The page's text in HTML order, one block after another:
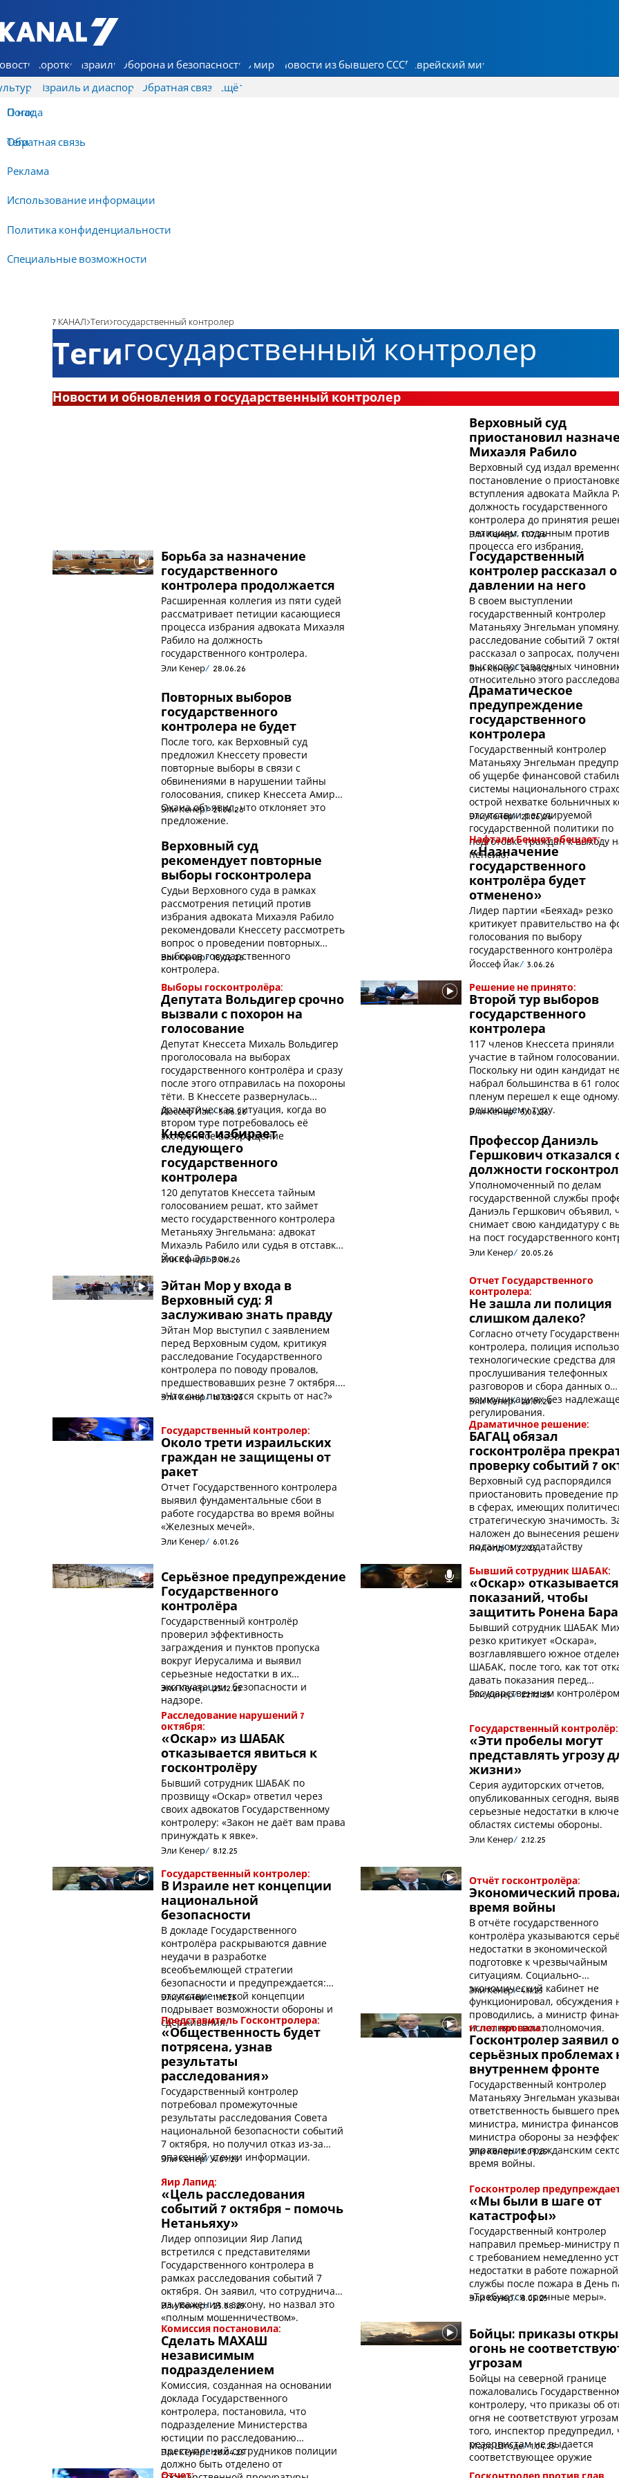
7 КАНАЛ - Аруц Шева
Коротко Израиль Оборона и безопасность В мире Новости из бывшего СССР Еврейский мир
Израиль и диаспора Обратная связь
О нас
Обратная связь
Реклама
Использование информации
Политика конфиденциальности
Специальные возможности
Ещё
Погода
Теги
7 КАНАЛ Теги государственный контролер
Тегигосударственный контролер
Новости и обновления о государственный контролер
Верховный суд
приостановил
Михаэля Рабило
Верховный суд издал
постановление о
вступления адвоката Майкла
должность государственного
контролера до принятия
петициям, поданным против
процесса его избрания.
Эли Кенер 1.07.26
Борьба за назначение
государственного
контролера продолжается
Расширенная коллегия из пяти судей
рассматривает петиции касающиеся
процесса избрания адвоката Михаэля
Рабило на должность
государственного контролера.
Эли Кенер 28.06.26
Государственный
контролер рассказал о
давлении на него
В своем выступлении
государственный контролер
Матаньяху Энгельман
расследование событий 7
рассказал о запросах,
высокопоставленных
относительно этого
Эли Кенер 24.06.26
Повторных выборов
государственного
контролера не будет
После того, как Верховный суд
предложил Кнессету провести
повторные выборы в связи с
обвинениями в нарушении тайны
голосования, спикер Кнессета Амир
Охана объявил, что отклоняет это
предложение.
Эли Кенер 21.06.26
Драматическое
предупреждение
государственного
контролера
Государственный контролер
Матаньяху Энгельман
об ущербе финансовой
системы национального
острой нехватке больничных
отсутствии регулируемой
государственной политики по
подготовке граждан к выходу
пенсию.
Эли Кенер 21.06.26
Верховный суд
рекомендует повторные
выборы госконтролера
Судьи Верховного суда в рамках
рассмотрения петиций против
избрания адвоката Михаэля Рабило
рекомендовали Кнессету рассмотреть
вопрос о проведении повторных
выборов государственного
контролера.
Эли Кенер 18.06.26
Нафтали Беннет обещает:
«Назначение
государственного
контролёра будет
отменено»
Лидер партии «Беяхад» резко
критикует правительство на
голосования по выбору
государственного контролёра
Йоссеф Йак 3.06.26
Выборы госконтролёра:
Депутата Вольдигер срочно
вызвали с похорон на
голосование
Депутат Кнессета Михаль Вольдигер
проголосовала на выборах
государственного контролёра и сразу
после этого отправилась на похороны
тёти. В Кнессете развернулась
драматическая ситуация, когда во
втором туре потребовалось её
экстренное возвращение
Йоссеф Йак 3.06.26
Решение не принято:
Второй тур выборов
государственного
контролера
117 членов Кнессета приняли
участие в тайном голосовании.
Поскольку ни один кандидат
набрал большинства в 61
пленум перешел к еще одному
решающему туру.
Эли Кенер 3.06.26
Кнессет избирает
следующего
государственного
контролера
120 депутатов Кнессета тайным
голосованием решат, кто займет
место государственного контролера
Метаньяху Энгельмана: адвокат
Михаэль Рабило или судья в отставке
Йосеф Эльрон.
Эли Кенер 3.06.26
Профессор Даниэль
Гершкович отказался
должности
Уполномоченный по делам
государственной службы
Даниэль Гершкович объявил,
снимает свою кандидатуру с
на пост государственного
Эли Кенер 20.05.26
Эйтан Мор у входа в
Верховный суд: Я
заслуживаю знать правду
Эйтан Мор выступил с заявлением
перед Верховным судом, критикуя
расследование Государственного
контролера по поводу провалов,
предшествовавших резне 7 октября.
«Что они пытаются скрыть от нас?»
Эли Кенер 10.05.26
Отчет Государственного
контролера:
Не зашла ли полиция
слишком далеко?
Согласно отчету
контролера, полиция
технологические средства для
прослушивания телефонных
разговоров и сбора данных о
коммуникациях без
регулирования.
Эли Кенер 20.01.26
Государственный контролер:
Около трети израильских
граждан не защищены от
ракет
Отчет Государственного контролера
выявил фундаментальные сбои в
работе государства во время войны
«Железных мечей».
Эли Кенер 6.01.26
Драматичное решение:
БАГАЦ обязал
госконтролёра
проверку событий 7
Верховный суд распорядился
приостановить проведение
в сферах, имеющих
стратегическую значимость.
наложен до вынесения
поданному ходатайству
Ян Голд 31.12.25
Серьёзное предупреждение
Государственного
контролёра
Государственный контролёр
проверил эффективность
заграждения и пунктов пропуска
вокруг Иерусалима и выявил
серьезные недостатки в их
эксплуатации, безопасности и
надзоре.
Эли Кенер 23.12.25
Бывший сотрудник ШАБАК:
«Оскар»
показаний, чтобы
защитить Ронена Бара
Бывший сотрудник ШАБАК
резко критикует «Оскара»,
возглавлявшего южное
ШАБАК, после того, как тот
давать показания перед
Государственным
Эли Кенер 22.12.25
Расследование нарушений 7
октября:
«Оскар» из ШАБАК
отказывается явиться к
госконтролёру
Бывший сотрудник ШАБАК по
прозвищу «Оскар» ответил через
своих адвокатов Государственному
контролеру: «Закон не даёт вам права
принуждать к явке».
Эли Кенер 8.12.25
Государственный контролёр:
«Эти пробелы могут
представлять угрозу
жизни»
Серия аудиторских отчетов,
опубликованных сегодня,
серьезные недостатки в
областях системы обороны.
Эли Кенер 2.12.25
Государственный контролер:
В Израиле нет концепции
национальной
безопасности
В докладе Государственного
контролёра раскрываются давние
неудачи в разработке
всеобъемлющей стратегии
безопасности и предупреждается:
отсутствие четкой концепции
подрывает возможности обороны и
сдерживания.
Эли Кенер 11.11.25
Отчёт госконтролёра:
Экономический
время войны
В отчёте государственного
контролёра указываются
недостатки в экономической
подготовке к чрезвычайным
ситуациям. Социально-
экономический кабинет не
функционировал, обсуждения
проводились, а министр
исполнял свои полномочия.
Эли Кенер 4.11.25
Представитель Госконтролера:
«Общественность будет
потрясена, узнав
результаты
расследования»
Государственный контролер
потребовал промежуточные
результаты расследования Совета
национальной безопасности событий
7 октября, но получил отказ из-за
опасений утечки информации.
Эли Кенер 4.09.25
17 лет провала:
Госконтролер заявил о
серьёзных проблемах
внутреннем фронте
Государственный контролер
Матаньяху Энгельман
ответственность бывшего
министра, министра
министра обороны за
управление гражданским
время войны.
Эли Кенер 3.09.25
Яир Лапид:
«Цель расследования
событий 7 октября - помочь
Нетаньяху»
Лидер оппозиции Яир Лапид
встретился с представителями
Государственного контролера в
рамках расследования событий 7
октября. Он заявил, что сотрудничает
из уважения к закону, но назвал это
«полным мошенничеством».
Эли Кенер 25.08.25
Госконтролер
«Мы были в шаге от
катастрофы»
Государственный контролер
направил премьер-министру
с требованием немедленно
недостатки в работе пожарной
службы после пожара в День
«Требуются срочные меры».
Эли Кенер 8.05.25
Комиссия постановила:
Сделать МАХАШ
независимым
подразделением
Комиссия, созданная на основании
доклада Государственного
контролера, постановила, что
подразделение Министерства
юстиции по расследованию
преступлений сотрудников полиции
должно быть отделено от
Эли Кенер 28.04.25
Бойцы: приказы
огонь не
угрозам
Бойцы на северной границе
пожаловались
контролеру, что приказы об
огня не соответствуют
того, инспектор предупредил,
резервистам не выдается
соответствующее оружие
Марк Штоде 1.04.25